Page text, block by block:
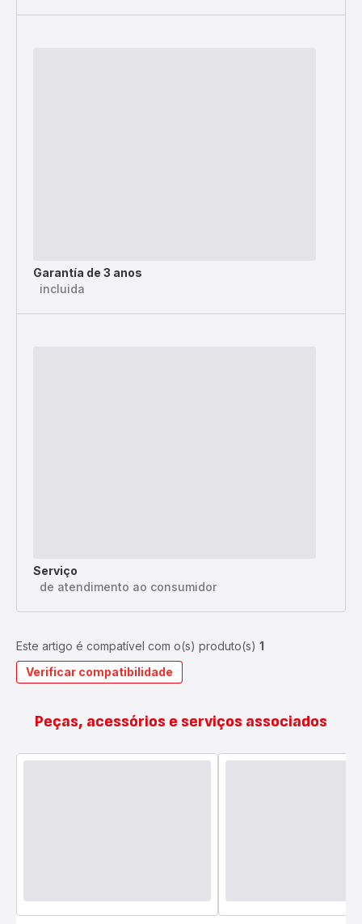
Garantía de 3 anos
incluida
Serviço
de atendimento ao consumidor
Este artigo é compatível com o(s) produto(s) 1
Verificar compatibilidade
Peças, acessórios e serviços associados